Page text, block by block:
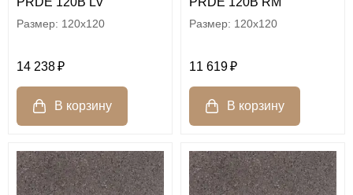
120x120
14 238
120x120
11 619